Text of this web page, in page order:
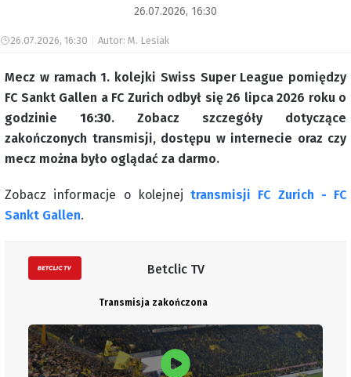
26.07.2026, 16:30
26.07.2026, 16:30 Autor: M. Lesiak
Mecz w ramach 1. kolejki Swiss Super League pomiędzy
FC Sankt Gallen a FC Zurich odbył się 26 lipca 2026 roku o
godzinie 16:30. Zobacz szczegóły dotyczące
zakończonych transmisji, dostępu w internecie oraz czy
mecz można było oglądać za darmo.
Zobacz informacje o kolejnej transmisji FC Zurich - FC
Sankt Gallen.
Betclic TV
Transmisja zakończona